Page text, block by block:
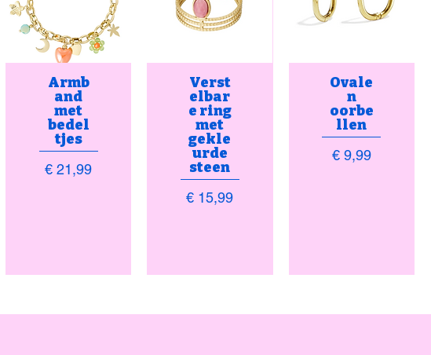
Armb
and
met
bedel
tjes
Prijs
€ 21,99
Verst
elbar
e ring
met
gekle
urde
steen
Prijs
€ 15,99
Ovale
n
oorbe
llen
Prijs
€ 9,99